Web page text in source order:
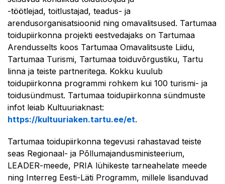
-töötlejad, toitlustajad, teadus- ja
arendusorganisatsioonid ning omavalitsused. Tartumaa
toidupiirkonna projekti eestvedajaks on Tartumaa
Arendusselts koos Tartumaa Omavalitsuste Liidu,
Tartumaa Turismi, Tartumaa toiduvõrgustiku, Tartu
linna ja teiste partneritega. Kokku kuulub
toidupiirkonna programmi rohkem kui 100 turismi- ja
toidusündmust. Tartumaa toidupiirkonna sündmuste
infot leiab Kultuuriaknast:
https://kultuuriaken.tartu.ee/et.
Tartumaa toidupiirkonna tegevusi rahastavad teiste
seas Regionaal- ja Põllumajandusministeerium,
LEADER-meede, PRIA lühikeste tarneahelate meede
ning Interreg Eesti-Läti Programm, millele lisanduvad